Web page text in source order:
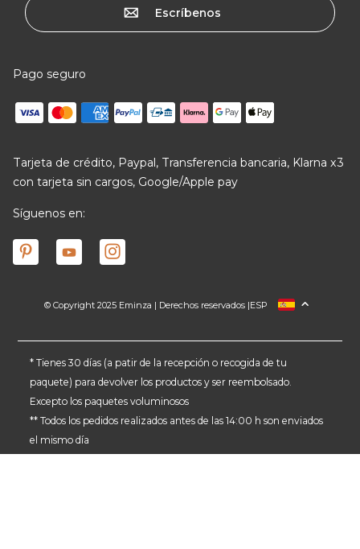
Escríbenos
Pago seguro
Tarjeta de crédito, Paypal, Transferencia bancaria, Klarna x3
con tarjeta sin cargos, Google/Apple pay
Síguenos en:
© Copyright 2025 Eminza | Derechos reservados |
FRANCIA
ALEMANIA
PAÍSES BAJOS
ESP
* Tienes 30 días (a patir de la recepción o recogida de tu
paquete) para devolver los productos y ser reembolsado.
Excepto los paquetes voluminosos
** Todos los pedidos realizados antes de las 14:00 h son enviados
el mismo día